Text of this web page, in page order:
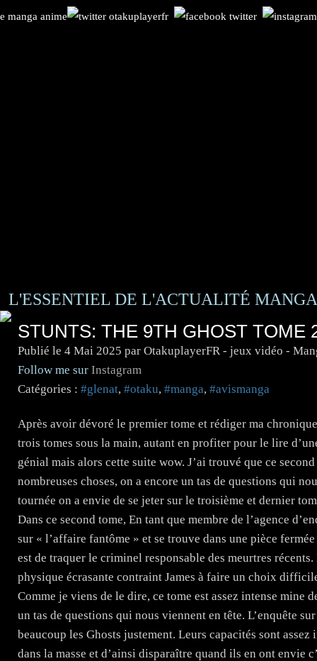
L'ESSENTIEL DE L'ACTUALITÉ
STUNTS: THE 9TH GHOST TOME
Publié le 4 Mai 2025 par OtakuplayerFR - jeux vidéo -
Follow me sur Instagram
Catégories : #glenat, #otaku, #manga, #avismanga
Après avoir dévoré le premier tome et rédiger ma
trois tomes sous la main, autant en profiter pour le lire
génial mais alors cette suite wow. J’ai trouvé que ce
nombreuses choses, on a encore un tas de questions qui
tournée on a envie de se jeter sur le troisième et dernier
Dans ce second tome, En tant que membre de l’agence
sur « l’affaire fantôme » et se trouve dans une pièce
est de traquer le criminel responsable des meurtres
physique écrasante contraint James à faire un choix
Comme je viens de le dire, ce tome est assez intense mine
un tas de questions qui nous viennent en tête. L’enquête
beaucoup les Ghosts justement. Leurs capacités sont
dans la masse et d’ainsi disparaître quand ils en ont envie